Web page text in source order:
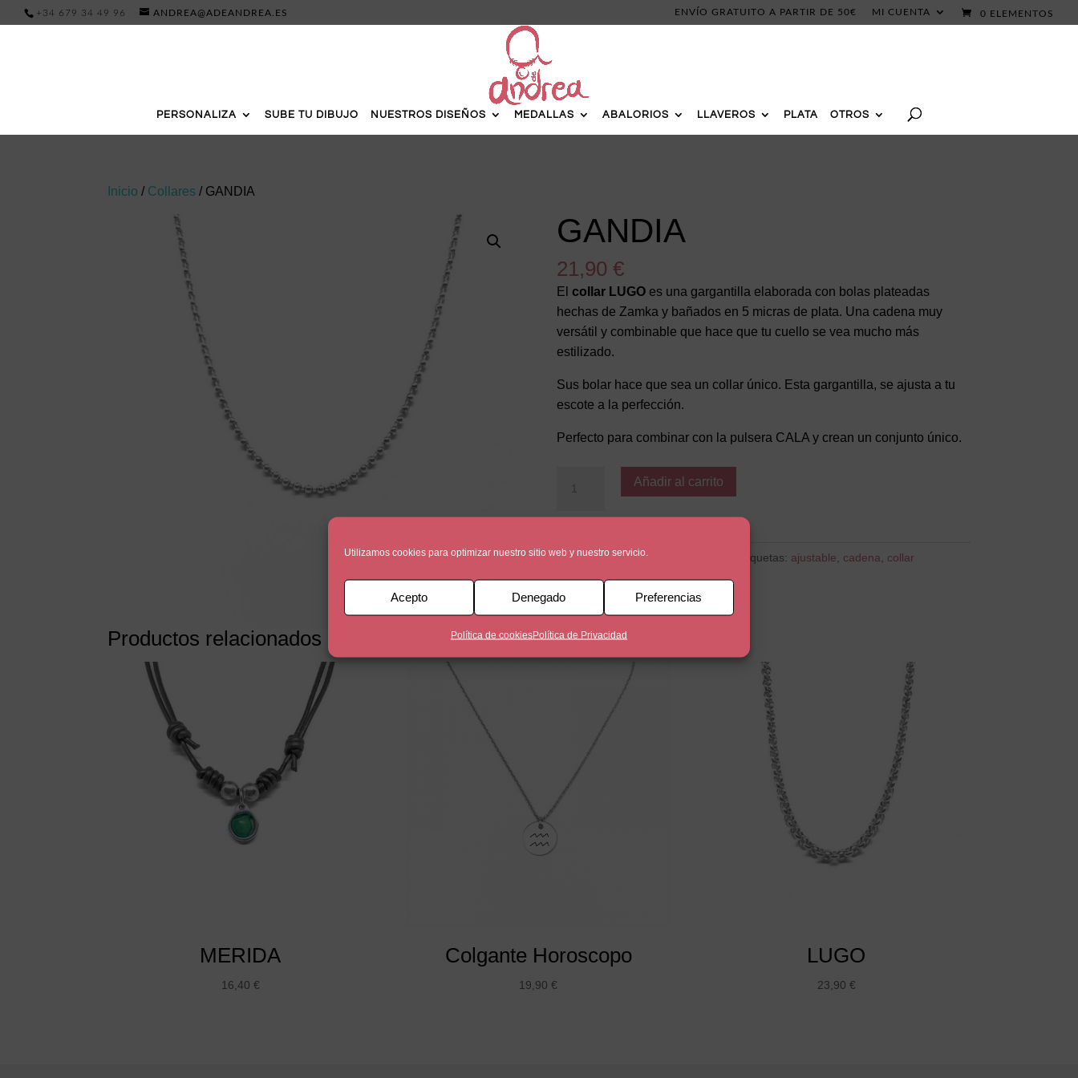
Utilizamos cookies para optimizar nuestro sitio web y nuestro servicio.
Acepto Denegado Preferencias
Política de cookiesPolítica de Privacidad
+34 679 34 49 96 ANDREA@ADEANDREA.ES ENVÍO GRATUITO A PARTIR DE 50€ MI CUENTA 0 ELEMENTOS
PERSONALIZA SUBE TU DIBUJO NUESTROS DISEÑOS MEDALLAS ABALORIOS LLAVEROS PLATA OTROS
Inicio / Collares / GANDIA
GANDIA
21,90 €
El collar LUGOes una gargantilla elaborada con bolas plateadas
hechas de Zamka y bañados en 5 micras de plata. Una cadena muy
versátil y combinable que hace que tu cuello se vea mucho más
estilizado.
Sus bolar hace que sea un collar único. Esta gargantilla, se ajusta a tu
escote a la perfección.
Perfecto para combinar con la pulsera CALA y crean un conjunto único.
cantidad
Añadir al carrito
SKU:2021-1-1 Categoría: Etiquetas: ajustable cadena collar
Productos relacionados
MERIDA
16,40 €
Colgante Horoscopo
19,90€
LUGO
23,90 €